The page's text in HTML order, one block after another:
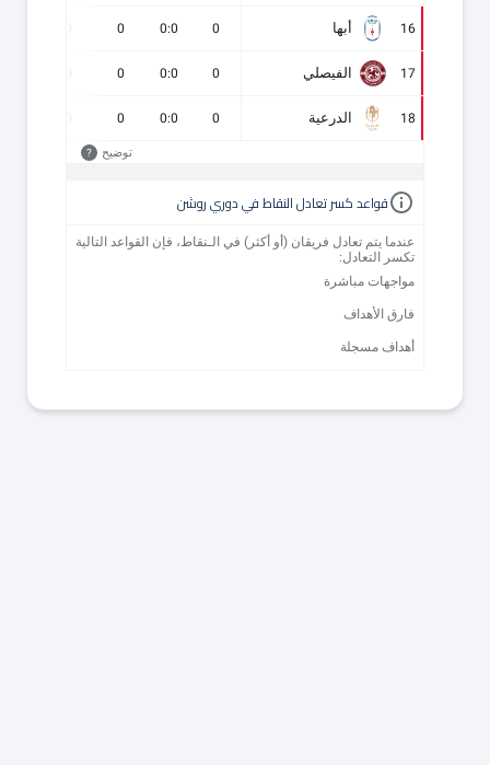
16 أبها 0
0:0
0
17 الفيصلي 0
0:0
0
18 الدرعية 0
0:0
0
توضيح ?
قواعد كسر تعادل النقاط في دوري روشن
عندما يتم تعادل فريقان (أو أكثر) في الـنقاط، فإن القواعد التالية
تكسر التعادل:
مواجهات مباشرة
فارق الأهداف
أهداف مسجلة